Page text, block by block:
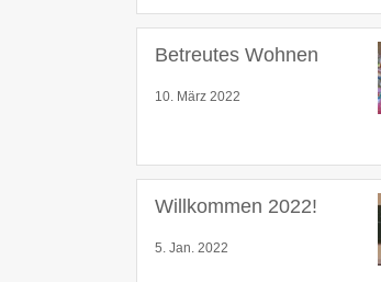
Betreutes Wohnen
10. März 2022
Willkommen 2022!
5. Jan. 2022